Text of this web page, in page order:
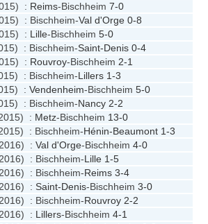
: Reims-Bischheim 7-0
: Bischheim-Val d'Orge 0-8
: Lille-Bischheim 5-0
: Bischheim-Saint-Denis 0-4
: Rouvroy-Bischheim 2-1
: Bischheim-Lillers 1-3
: Vendenheim-Bischheim 5-0
: Bischheim-Nancy 2-2
: Metz-Bischheim 13-0
: Bischheim-Hénin-Beaumont 1-3
: Val d'Orge-Bischheim 4-0
: Bischheim-Lille 1-5
: Bischheim-Reims 3-4
: Saint-Denis-Bischheim 3-0
: Bischheim-Rouvroy 2-2
: Lillers-Bischheim 4-1